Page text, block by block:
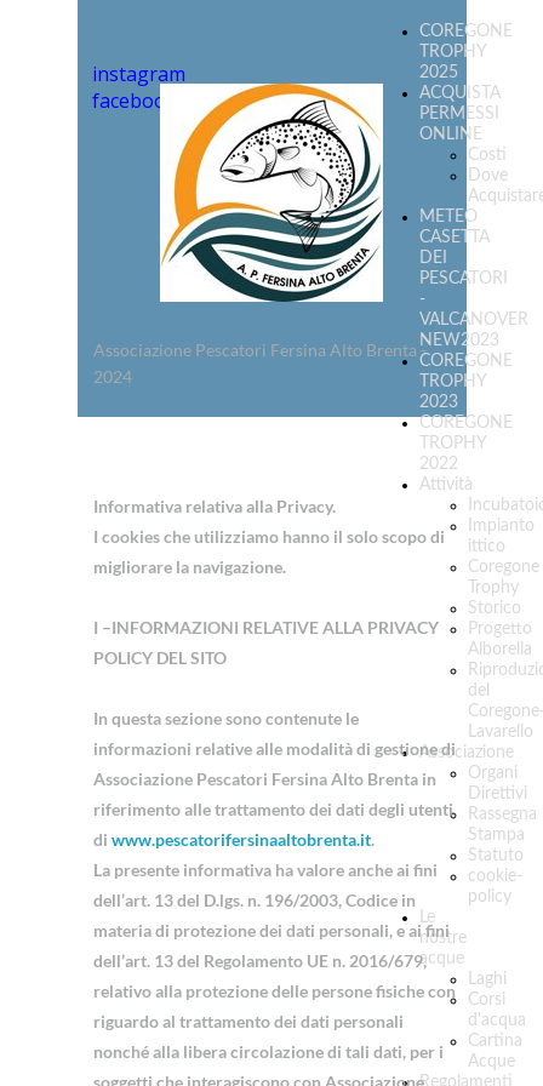
instagram
facebook
Informativa relativa alla Privacy.
I cookies che utilizziamo hanno il solo scopo di
migliorare la navigazione.
I –INFORMAZIONI RELATIVE ALLA PRIVACY
POLICY DEL SITO
In questa sezione sono contenute le
informazioni relative alle modalità di gestione di
Associazione Pescatori Fersina Alto Brenta in
riferimento alle trattamento dei dati degli utenti
di www.pescatorifersinaaltobrenta.it.
La presente informativa ha valore anche ai fini
dell’art. 13 del D.lgs. n. 196/2003, Codice in
materia di protezione dei dati personali, e ai fini
dell’art. 13 del Regolamento UE n. 2016/679,
relativo alla protezione delle persone fisiche con
riguardo al trattamento dei dati personali
nonché alla libera circolazione di tali dati, per i
soggetti che interagiscono con Associazione
COREGONE
TROPHY
2025
ACQUISTA
PERMESSI
ONLINE
Costi
Dove
METEO
CASETTA
DEI
PESCATORI
-
VALCANOVER
NEW2023
COREGONE
TROPHY
2023
COREGONE
TROPHY
2022
Attività
Impianto
ittico
Coregone
Trophy
Storico
Progetto
Alborella
del
Lavarello
Associazione
Organi
Direttivi
Rassegna
Stampa
Statuto
cookie-
policy
Le
nostre
acque
Laghi
Corsi
d'acqua
Cartina
Acque
Regolamenti
Associazione Pescatori Fersina Alto Brenta -
2024